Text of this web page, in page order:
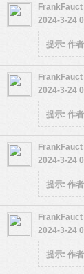
FrankFauct
2024-3-24
提示: 作
FrankFauct
2024-3-24
提示: 作
FrankFauct
2024-3-24
提示: 作
FrankFauct
2024-3-24
提示: 作